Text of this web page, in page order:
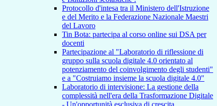
Protocollo d'intesa tra il Ministero dell'Istruzione
e del Merito e la Federazione Nazionale Maestri
del Lavoro
Tin Bota: partecipa al corso online sui DSA per
docenti
Partecipazione al "Laboratorio di riflessione di
gruppo sulla scuola digitale 4.0 orientato al
potenziamento del coinvolgimento degli studenti"
e a "Costruiamo insieme la scuola digitale 4.0"
Laboratorio di intervisione: La gestione della
complessità nell'era della Trasformazione Digitale